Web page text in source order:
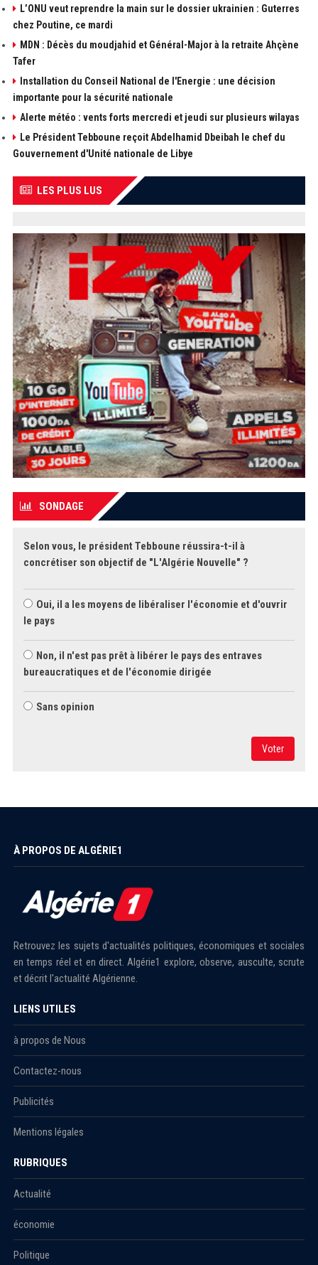
L’ONU veut reprendre la main sur le dossier ukrainien : Guterres
chez Poutine, ce mardi
MDN : Décès du moudjahid et Général-Major à la retraite Ahçène
Tafer
Installation du Conseil National de l'Energie : une décision
importante pour la sécurité nationale
Alerte météo : vents forts mercredi et jeudi sur plusieurs wilayas
Le Président Tebboune reçoit Abdelhamid Dbeibah le chef du
Gouvernement d'Unité nationale de Libye
LES PLUS LUS
SONDAGE
Selon vous, le président Tebboune réussira-t-il à
concrétiser son objectif de "L'Algérie Nouvelle" ?
Oui, il a les moyens de libéraliser l'économie et d'ouvrir
le pays
Non, il n'est pas prêt à libérer le pays des entraves
bureaucratiques et de l'économie dirigée
Sans opinion
Voter
À PROPOS DE ALGÉRIE1
Retrouvez les sujets d'actualités politiques, économiques et sociales
en temps réel et en direct. Algérie1 explore, observe, ausculte, scrute
et décrit l'actualité Algérienne.
LIENS UTILES
à propos de Nous
Contactez-nous
Publicités
Mentions légales
RUBRIQUES
Actualité
économie
Politique